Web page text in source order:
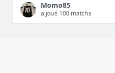
Momo85
a joué 100 matchs